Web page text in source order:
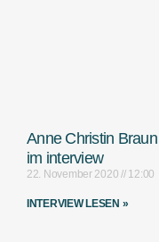
Anne Christin Braun
im interview
22. November 2020 12:00
INTERVIEW LESEN »